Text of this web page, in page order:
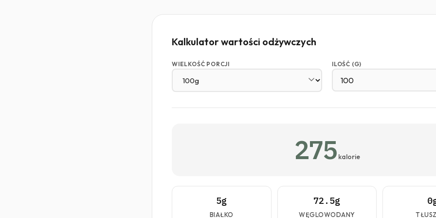
Kalkulator wartości odżywczych
WIELKOŚĆ PORCJI ILOŚĆ (G)
275 kalorie
5g
BIAŁKO
72.5g
WĘGLOWODANY